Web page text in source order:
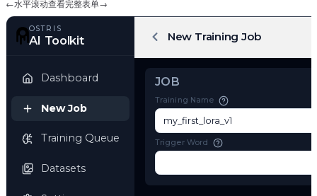
←水平滚动查看完整表单→
AI Toolkit
JOB
Training Name